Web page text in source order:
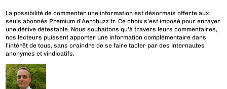
La possibilité de commenter une information est désormais offerte aux
seuls abonnés Premium d’Aerobuzz.fr. Ce choix s’est imposé pour enrayer
une dérive détestable. Nous souhaitons qu’à travers leurs commentaires,
nos lecteurs puissent apporter une information complémentaire dans
l’intérêt de tous, sans craindre de se faire tacler par des internautes
anonymes et vindicatifs.